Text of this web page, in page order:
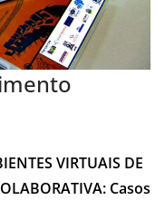
VIRTUAIS DE
Casos